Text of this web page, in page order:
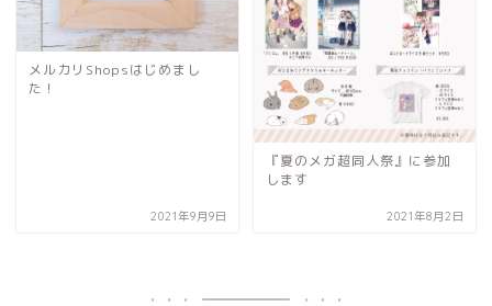
メルカリShopsはじめまし
た！
2021年9月9日
『夏のメガ超同人祭』に参加
します
2021年8月2日